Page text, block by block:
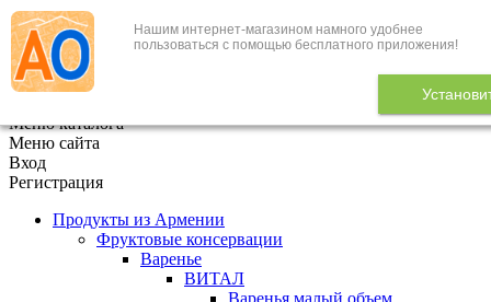
Нашим интернет-магазином намного удобнее
пользоваться с помощью бесплатного приложения!
+7 (495) 646-888-1
В корзине 0
Меню каталога
Меню сайта
Вход
Регистрация
Продукты из Армении
Фруктовые консервации
Варенье
ВИТАЛ
Варенья малый объем